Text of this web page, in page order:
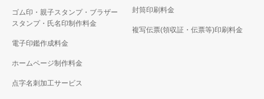
ゴム印・親子スタンプ・ブラザー
スタンプ・氏名印制作料金
電子印鑑作成料金
ホームページ制作料金
点字名刺加工サービス
封筒印刷料金
複写伝票(領収証・伝票等)印刷料金